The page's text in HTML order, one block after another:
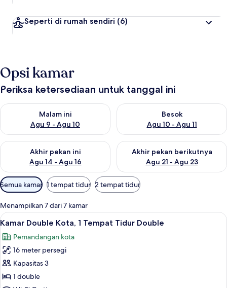
Seperti di rumah sendiri (6)
Opsi kamar
Periksa ketersediaan untuk tanggal ini
Malam ini
Agu 9 - Agu 10
Periksa ketersediaan untuk malam ini Agu 9 - Agu 10
Besok
Agu 10 - Agu 11
Periksa ketersediaan untuk
Akhir pekan ini
Agu 14 - Agu 16
Periksa ketersediaan untuk akhir pekan ini Agu 14 - Agu 16
Akhir pekan berikutnya
Agu 21 - Agu 23
Periksa ketersediaan untuk
Filter
tersedia
untuk
kamar
Semua kamar 1 tempat tidur 2 tempat tidur
Menampilkan 7 dari 7 kamar
Lihat
semua
foto
untuk
Kamar
Double
Kamar Double Kota, 1 Tempat Tidur
6
Kamar Double Kota, 1 Tempat Tidur Double
Pemandangan kota
16 meter persegi
Kapasitas 3
1 double